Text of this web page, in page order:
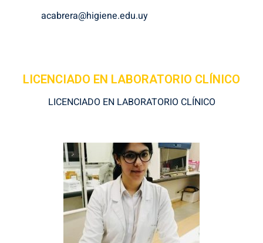
acabrera@higiene.edu.uy
LICENCIADO EN LABORATORIO CLÍNICO
LICENCIADO EN LABORATORIO CLÍNICO